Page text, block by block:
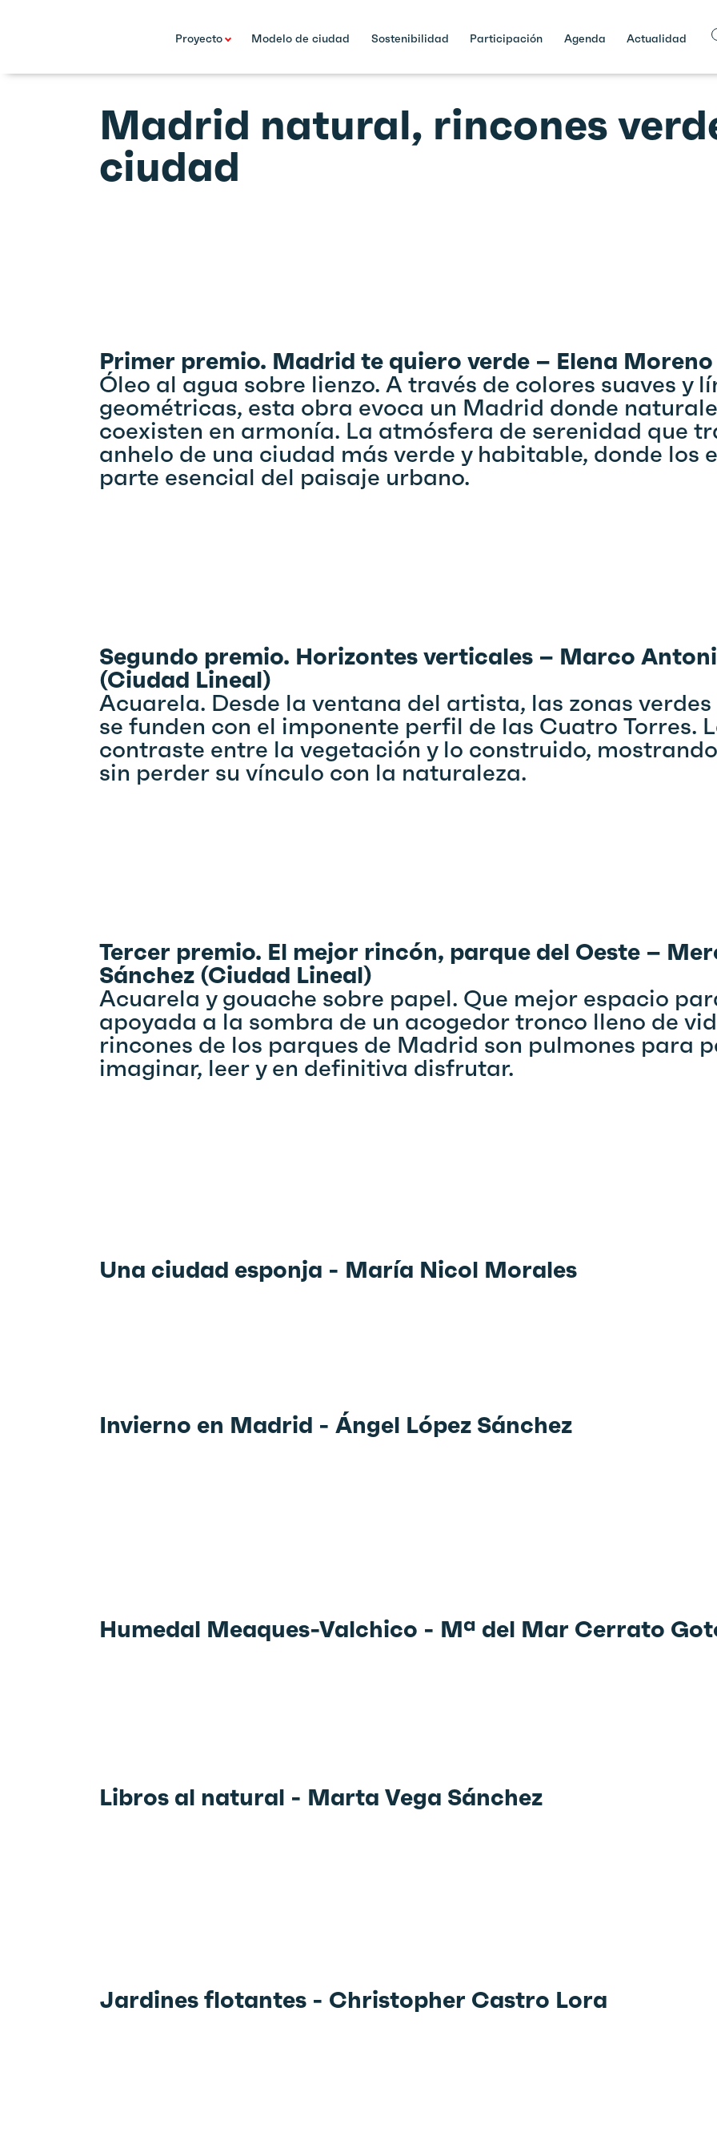
Proyecto Modelo de ciudad Sostenibilidad Participación Agenda Actualidad
Madrid natural, rincones
ciudad
Primer premio. Madrid te quiero verde – Elena
Óleo al agua sobre lienzo. A través de colores suaves y
geométricas, esta obra evoca un Madrid donde
coexisten en armonía. La atmósfera de serenidad que
anhelo de una ciudad más verde y habitable, donde los
parte esencial del paisaje urbano.
Segundo premio. Horizontes verticales – Marco
(Ciudad Lineal)
Acuarela. Desde la ventana del artista, las zonas
se funden con el imponente perfil de las Cuatro Torres.
contraste entre la vegetación y lo construido,
sin perder su vínculo con la naturaleza.
Tercer premio. El mejor rincón, parque del Oeste –
Sánchez (Ciudad Lineal)
Acuarela y gouache sobre papel. Que mejor espacio
apoyada a la sombra de un acogedor tronco lleno de
rincones de los parques de Madrid son pulmones para
imaginar, leer y en definitiva disfrutar.
Una ciudad esponja - María Nicol Morales
Invierno en Madrid - Ángel López Sánchez
Humedal Meaques-Valchico - Mª del Mar Cerrato
Libros al natural - Marta Vega Sánchez
Jardines flotantes - Christopher Castro Lora